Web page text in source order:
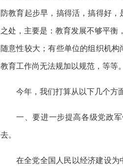
防教育起步早，搞得活，搞得好
之处，主要是：教育发展不够平衡
随意性较大；有些单位的组织机
教育工作尚无法规加以规范，等等
今年，我们打算从以下几个方
一、要进一步提高各级党政
去。
在全党全国人民以经济建设